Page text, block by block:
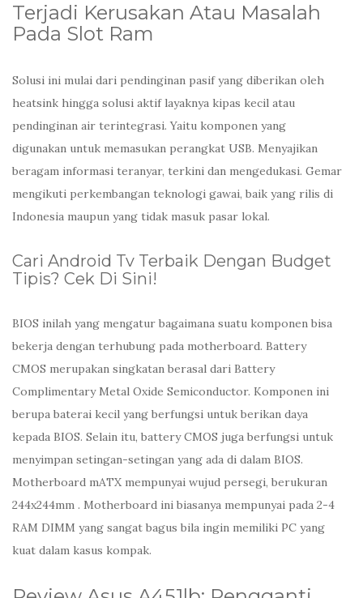
Terjadi Kerusakan Atau Masalah
Pada Slot Ram
Solusi ini mulai dari pendinginan pasif yang diberikan oleh
heatsink hingga solusi aktif layaknya kipas kecil atau
pendinginan air terintegrasi. Yaitu komponen yang
digunakan untuk memasukan perangkat USB. Menyajikan
beragam informasi teranyar, terkini dan mengedukasi. Gemar
mengikuti perkembangan teknologi gawai, baik yang rilis di
Indonesia maupun yang tidak masuk pasar lokal.
Cari Android Tv Terbaik Dengan Budget
Tipis? Cek Di Sini!
BIOS inilah yang mengatur bagaimana suatu komponen bisa
bekerja dengan terhubung pada motherboard. Battery
CMOS merupakan singkatan berasal dari Battery
Complimentary Metal Oxide Semiconductor. Komponen ini
berupa baterai kecil yang berfungsi untuk berikan daya
kepada BIOS. Selain itu, battery CMOS juga berfungsi untuk
menyimpan setingan-setingan yang ada di dalam BIOS.
Motherboard mATX mempunyai wujud persegi, berukuran
244x244mm . Motherboard ini biasanya mempunyai pada 2-4
RAM DIMM yang sangat bagus bila ingin memiliki PC yang
kuat dalam kasus kompak.